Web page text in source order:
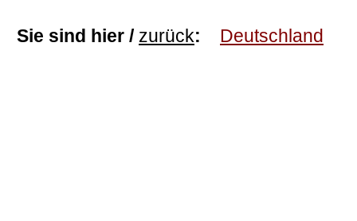
Sie sind hier / zurück: Deutschland